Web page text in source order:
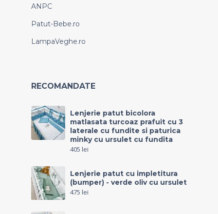
ANPC
Patut-Bebe.ro
LampaVeghe.ro
RECOMANDATE
Lenjerie patut bicolora
matlasata turcoaz prafuit cu 3
laterale cu fundite si paturica
minky cu ursulet cu fundita
405 lei
Lenjerie patut cu impletitura
(bumper) - verde oliv cu ursulet
475 lei